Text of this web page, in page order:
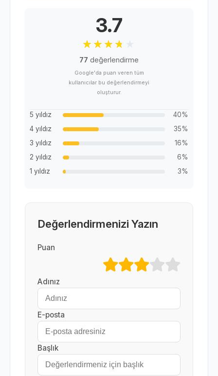
3.7
77 değerlendirme
Google'da puan veren tüm
kullanıcılar bu değerlendirmeyi
oluşturur.
5 yıldız
40%
4 yıldız
35%
3 yıldız
16%
2 yıldız
6%
1 yıldız
3%
Değerlendirmenizi Yazın
Puan
Adınız
E-posta
Başlık